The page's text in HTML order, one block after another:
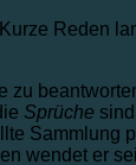
Reden
zu
Sprüche
Sammlung
wendet er